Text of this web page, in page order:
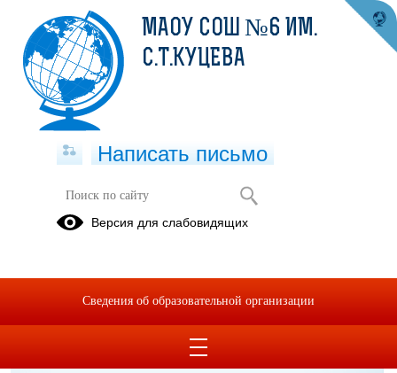
ОБРАЩЕНИЯ ГРАЖДАН
ПРОТИВОДЕЙСТВИЕ КОРРУПЦИИ
МАОУ СОШ №6 ИМ.
С.Т.КУЦЕВА
Написать письмо
Версия для слабовидящих
Сведения об образовательной организации